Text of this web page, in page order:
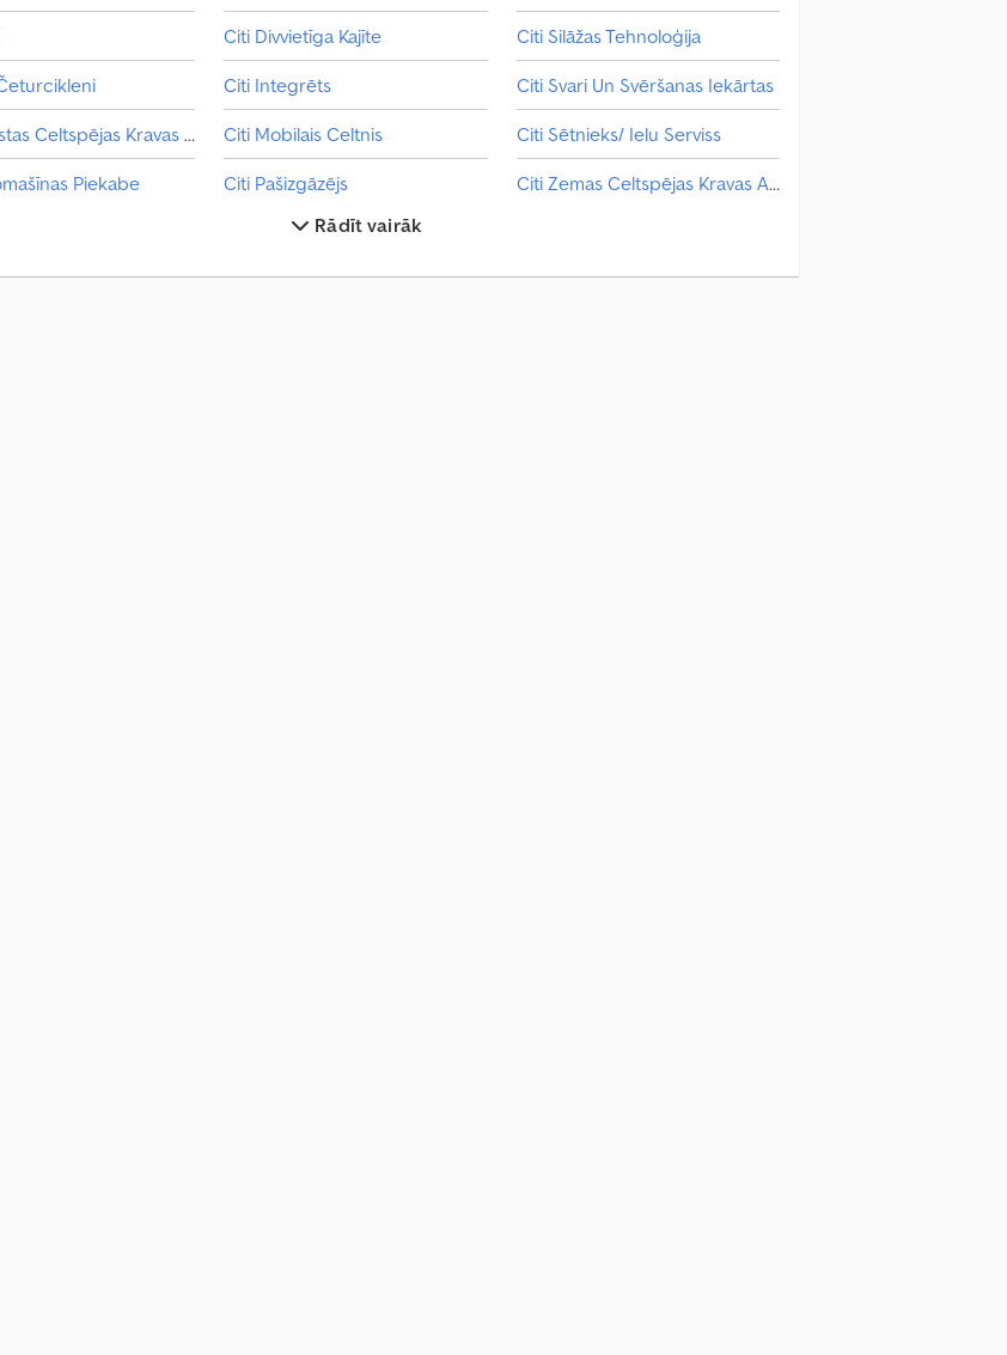
Citi Augstas Celtspējas Kravas Automašīna
Piekabe
Mašīnas
Citi Divvietīga Kajīte
Citi Integrēts
Citi Mobilais Celtnis
Citi Pašizgāzējs
Citi Riteņi/Riepas/Riepas
Citi Silāžas Tehnoloģija
Citi Svari Un Svēršanas Iekārtas
Citi Sētnieks/ Ielu Serviss
Citi Zemas Celtspējas Kravas Automašīna
Citi Žāvēšana
Rādīt vairāk